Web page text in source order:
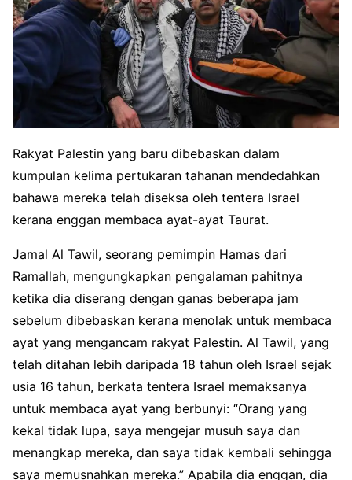
Rakyat Palestin yang baru dibebaskan dalam
kumpulan kelima pertukaran tahanan mendedahkan
bahawa mereka telah diseksa oleh tentera Israel
kerana enggan membaca ayat-ayat Taurat.
Jamal Al Tawil, seorang pemimpin Hamas dari
Ramallah, mengungkapkan pengalaman pahitnya
ketika dia diserang dengan ganas beberapa jam
sebelum dibebaskan kerana menolak untuk membaca
ayat yang mengancam rakyat Palestin. Al Tawil, yang
telah ditahan lebih daripada 18 tahun oleh Israel sejak
usia 16 tahun, berkata tentera Israel memaksanya
untuk membaca ayat yang berbunyi: “Orang yang
kekal tidak lupa, saya mengejar musuh saya dan
menangkap mereka, dan saya tidak kembali sehingga
saya memusnahkan mereka.” Apabila dia enggan, dia